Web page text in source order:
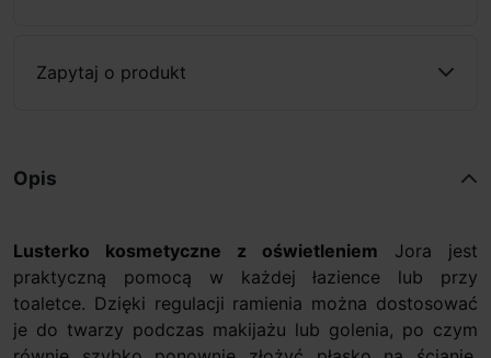
Zapytaj o produkt
Opis
Lusterko kosmetyczne z oświetleniem Jora jest
praktyczną pomocą w każdej łazience lub przy
toaletce. Dzięki regulacji ramienia można dostosować
je do twarzy podczas makijażu lub golenia, po czym